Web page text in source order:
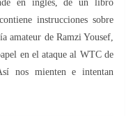
en inglés, de un libro
instrucciones sobre
amateur de Ramzi Yousef,
en el ataque al WTC de
nos mienten e intentan